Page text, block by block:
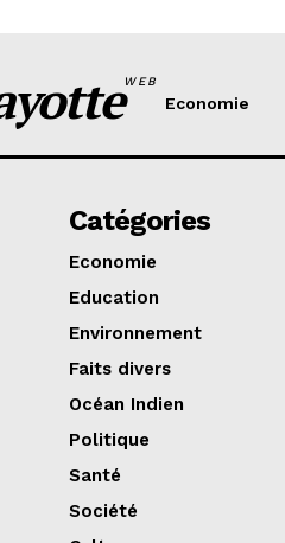
WEB
Economie
Catégories
Economie
Education
Environnement
Faits divers
Océan Indien
Politique
Santé
Société